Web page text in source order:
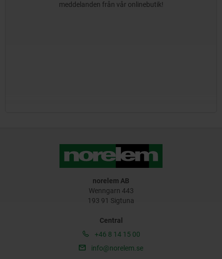
meddelanden från vår onlinebutik!
norelem AB
Wenngarn 443
193 91 Sigtuna
Central
+46 8 14 15 00
info@norelem.se